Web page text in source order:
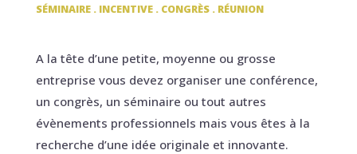
SÉMINAIRE . INCENTIVE . CONGRÈS . RÉUNION
A la tête d’une petite, moyenne ou grosse
entreprise vous devez organiser une conférence,
un congrès, un séminaire ou tout autres
évènements professionnels mais vous êtes à la
recherche d’une idée originale et innovante.